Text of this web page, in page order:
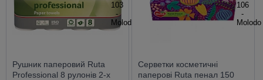
Рушник паперовий Ruta
Professional 8 рулонів 2-х
Серветки косметичні
паперові Ruta пенал 150